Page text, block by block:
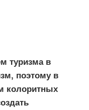
туризма в
поэтому в
колоритных